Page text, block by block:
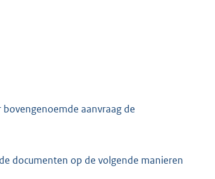
aanvraag de
documenten op de volgende manieren